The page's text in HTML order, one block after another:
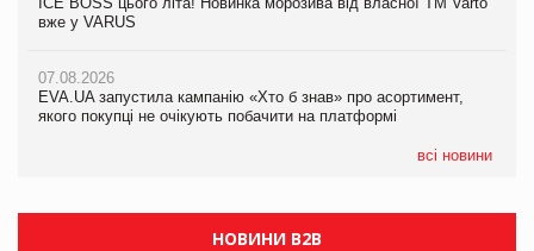
вже у VARUS
07.08.2026
EVA.UA запустила кампанію «Хто б знав» про асортимент,
якого покупці не очікують побачити на платформі
всі новини
Смачна новинка для хвостатих: у VARUS з’явилися паучі
05.08.2026
Мережа супермаркетів VARUS купує мережу магазинів
НОВИНИ B2B